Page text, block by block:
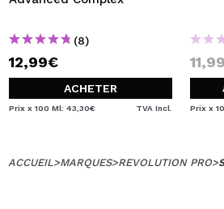
(8)
12,99€
ACHETER
Prix x 100 Ml: 43,30€ TVA Incl. Prix x
ACCUEIL>MARQUES>REVOLUTION PRO>